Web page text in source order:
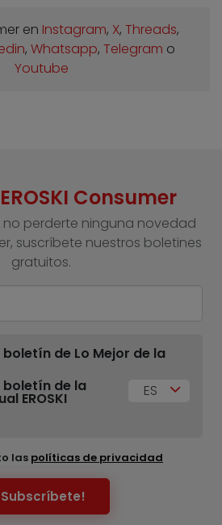
en Instagram, X, Threads,
, Whatsapp, Telegram o
Youtube
Consumer
no perderte ninguna novedad
suscríbete nuestros boletines
gratuitos.
de Lo Mejor de la
de la
EROSKI ES
las políticas de privacidad